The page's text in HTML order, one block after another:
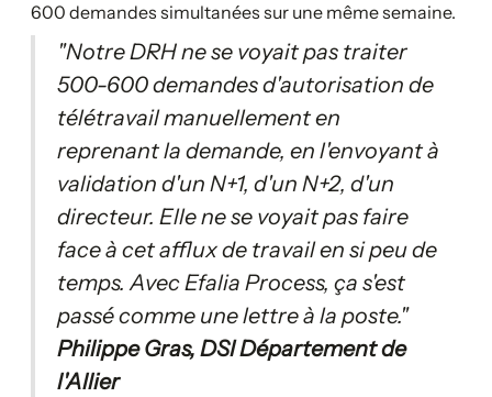
600 demandes simultanées sur une même semaine.
"Notre DRH ne se voyait pas traiter
500-600 demandes d'autorisation de
télétravail manuellement en
reprenant la demande, en l'envoyant à
validation d'un N+1, d'un N+2, d'un
directeur. Elle ne se voyait pas faire
face à cet afflux de travail en si peu de
temps. Avec Efalia Process, ça s'est
passé comme une lettre à la poste."
Philippe Gras, DSI Département de
l'Allier